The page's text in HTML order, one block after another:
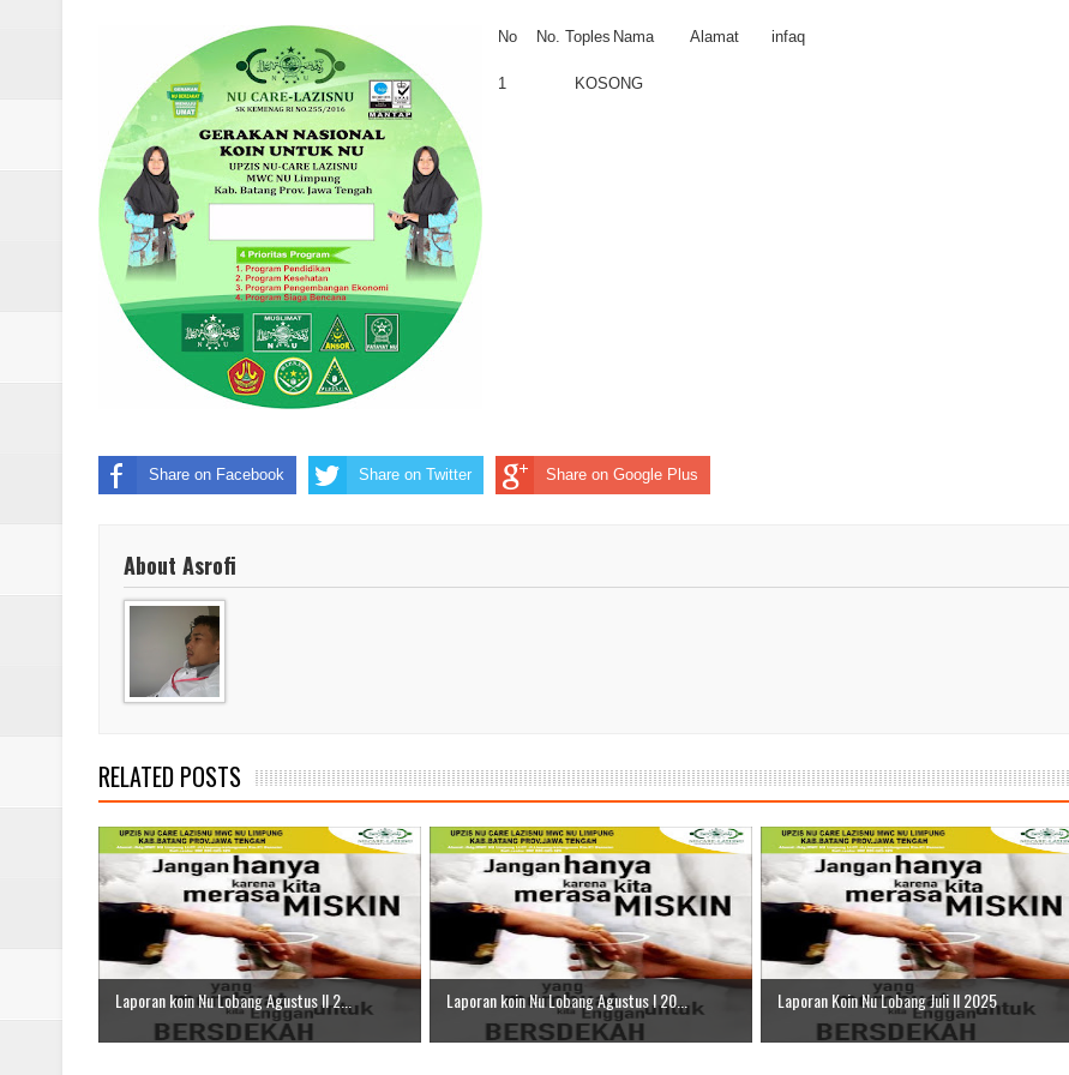
Laporan Koin Nu Pungangan Oktober II 2025
Laporan Koin Nu Plumbon Oktober II 2025
Laporan Koin Nu Ngaliyan Oktober II 2025
Laporan Koin Nu Lobang Oktober II 2025
Laporan Koin Nu Limpung Oktober II 2025
Laporan Koin Nu Kepuh Oktober II 2025
Laporan Koin Nu Kalisalak Oktober II 2025
No No. Toples Nama Alamat infaq
1 KOSONG
Share on Facebook Share on Twitter Share on Google Plus
About Asrofi
RELATED POSTS
Laporan koin Nu Lobang Agustus II 2... Laporan koin Nu Lobang Agustus I 20... Laporan Koin Nu Lobang Juli II 2025